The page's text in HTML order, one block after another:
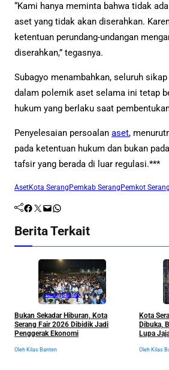
“Kami hanya meminta bahwa tidak
aset yang tidak akan diserahkan.
ketentuan perundang-undangan
diserahkan,” tegasnya.
Subagyo menambahkan, seluruh
dalam polemik aset selama ini tetap
hukum yang berlaku saat
Penyelesaian persoalan aset,
pada ketentuan hukum dan bukan
tafsir yang berada di luar regulasi.***
AsetKota SerangPemkab SerangPemkot Serang
Facebook Twitter Mail WhatsApp
Berita Terkait
SerangBanten
Bukan Sekadar Hiburan, Kota
Serang Fair 2026 Dibidik Jadi
Penggerak Ekonomi
Oleh Kilas Banten
Kota
Dibuka,
Lupa
Oleh Kilas